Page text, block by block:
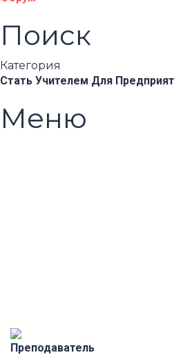
Поиск
Категория
Стать Учителем Для
Меню
Преподаватель